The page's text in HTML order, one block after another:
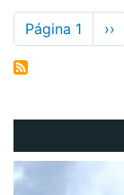
Paginación
Página 1 ››